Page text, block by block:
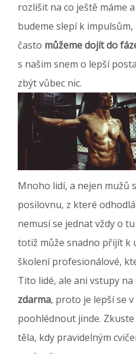
rozlišit na co ještě máme
budeme slepí k
často můžeme dojít do
s našim snem o lepší
zbýt vůbec nic.
Mnoho lidí, a nejen mužů
posilovnu, z které
nemusí se jednat vždy o
totiž může snadno přijít k
školení profesionálové,
Tito lidé, ale ani vstupy
zdarma, proto je lepší se
poohlédnout jinde.
těla, kdy pravidelným